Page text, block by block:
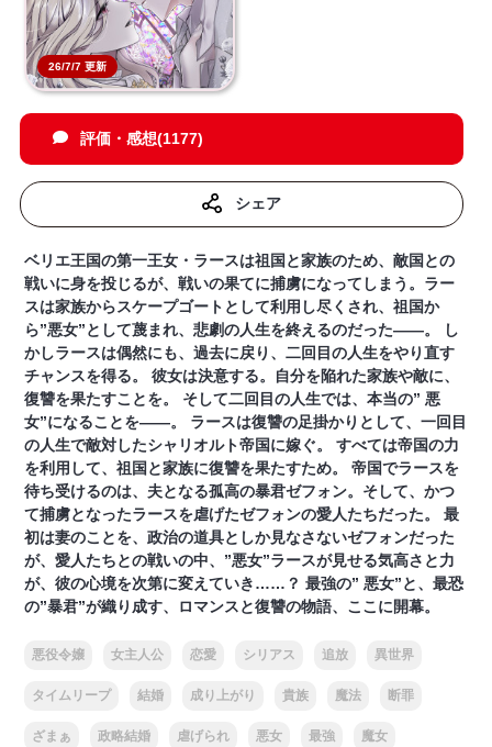
26/7/7 更新
評価・感想(1177)
シェア
ベリエ王国の第一王女・ラースは祖国と家族のため、敵国との
戦いに身を投じるが、戦いの果てに捕虜になってしまう。ラー
スは家族からスケープゴートとして利用し尽くされ、祖国か
ら”悪女”として蔑まれ、悲劇の人生を終えるのだった――。 し
かしラースは偶然にも、過去に戻り、二回目の人生をやり直す
チャンスを得る。 彼女は決意する。自分を陥れた家族や敵に、
復讐を果たすことを。 そして二回目の人生では、本当の” 悪
女”になることを――。 ラースは復讐の足掛かりとして、一回目
の人生で敵対したシャリオルト帝国に嫁ぐ。 すべては帝国の力
を利用して、祖国と家族に復讐を果たすため。 帝国でラースを
待ち受けるのは、夫となる孤高の暴君ゼフォン。そして、かつ
て捕虜となったラースを虐げたゼフォンの愛人たちだった。 最
初は妻のことを、政治の道具としか見なさないゼフォンだった
が、愛人たちとの戦いの中、”悪女”ラースが見せる気高さと力
が、彼の心境を次第に変えていき……？ 最強の” 悪女”と、最恐
の”暴君”が織り成す、ロマンスと復讐の物語、ここに開幕。
悪役令嬢 女主人公 恋愛 シリアス 追放 異世界
タイムリープ 結婚 成り上がり 貴族 魔法 断罪
ざまぁ 政略結婚 虐げられ 悪女 最強 魔女